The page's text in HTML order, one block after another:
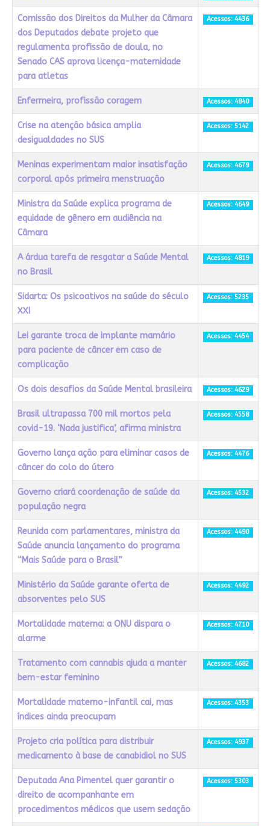
Comissão dos Direitos da Mulher da Câmara
dos Deputados debate projeto que
regulamenta profissão de doula, no
Senado CAS aprova licença-maternidade
para atletas
Acessos: 4436
Enfermeira, profissão coragem Acessos: 4840
Crise na atenção básica amplia
desigualdades no SUS
Acessos: 5142
Meninas experimentam maior insatisfação
corporal após primeira menstruação
Acessos: 4679
Ministra da Saúde explica programa de
equidade de gênero em audiência na
Câmara
Acessos: 4649
A árdua tarefa de resgatar a Saúde Mental
no Brasil
Acessos: 4819
Sidarta: Os psicoativos na saúde do século
XXI
Acessos: 5235
Lei garante troca de implante mamário
para paciente de câncer em caso de
complicação
Acessos: 4454
Os dois desafios da Saúde Mental brasileira Acessos: 4629
Brasil ultrapassa 700 mil mortos pela
covid-19. ‘Nada justifica’, afirma ministra
Acessos: 4558
Governo lança ação para eliminar casos de
câncer do colo do útero
Acessos: 4476
Governo criará coordenação de saúde da
população negra
Acessos: 4532
Reunida com parlamentares, ministra da
Saúde anuncia lançamento do programa
“Mais Saúde para o Brasil”
Acessos: 4490
Ministério da Saúde garante oferta de
absorventes pelo SUS
Acessos: 4492
Mortalidade materna: a ONU dispara o
alarme
Acessos: 4710
Tratamento com cannabis ajuda a manter
bem-estar feminino
Acessos: 4682
Mortalidade materno-infantil cai, mas
índices ainda preocupam
Acessos: 4353
Projeto cria política para distribuir
medicamento à base de canabidiol no SUS
Acessos: 4937
Deputada Ana Pimentel quer garantir o
direito de acompanhante em
procedimentos médicos que usem sedação
Acessos: 5303